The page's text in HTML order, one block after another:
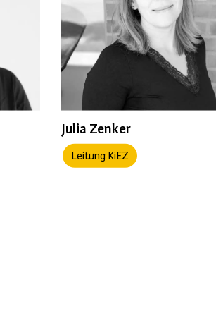
Julia Zenker
Leitung KiEZ